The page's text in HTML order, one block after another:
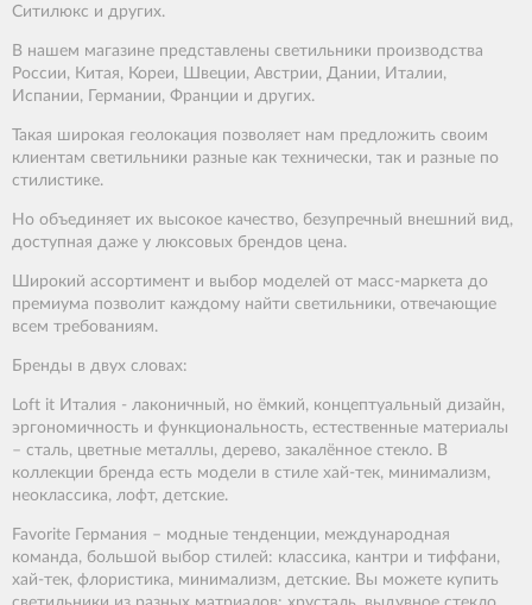
Ситилюкс и других.
В нашем магазине представлены светильники производства
России, Китая, Кореи, Швеции, Австрии, Дании, Италии,
Испании, Германии, Франции и других.
Такая широкая геолокация позволяет нам предложить своим
клиентам светильники разные как технически, так и разные по
стилистике.
Но объединяет их высокое качество, безупречный внешний вид,
доступная даже у люксовых брендов цена.
Широкий ассортимент и выбор моделей от масс-маркета до
премиума позволит каждому найти светильники, отвечающие
всем требованиям.
Бренды в двух словах:
Loft it Италия - лаконичный, но ёмкий, концептуальный дизайн,
эргономичность и функциональность, естественные материалы
– сталь, цветные металлы, дерево, закалённое стекло. В
коллекции бренда есть модели в стиле хай-тек, минимализм,
неоклассика, лофт, детские.
Favorite Германия – модные тенденции, международная
команда, большой выбор стилей: классика, кантри и тиффани,
хай-тек, флористика, минимализм, детские. Вы можете купить